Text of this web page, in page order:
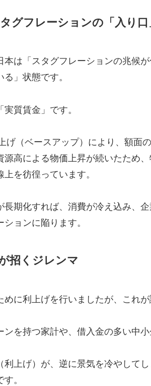
グフレーションの「入り口
本は「スタグフレーションの兆候
」状態です。
質賃金」です。
げ（ベースアップ）により、額面
源高による物価上昇が続いたため
を彷徨っています。
長期化すれば、消費が冷え込み、
ョンに陥ります。
招くジレンマ
に利上げを行いましたが、これが
を持つ家計や、借入金の多い中小
利上げ）が、逆に景気を冷やして
。